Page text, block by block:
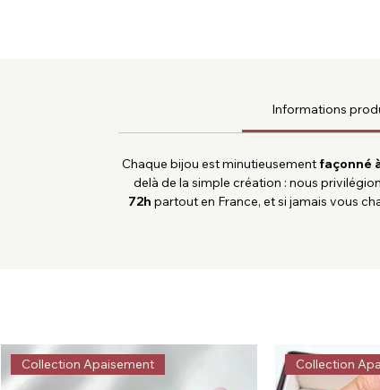
Informations
Chaque bijou est minutieusementfaçonné
delà de la simple création : nous
72h partout en France, et si jamais vous
Collection Apaisement Collection